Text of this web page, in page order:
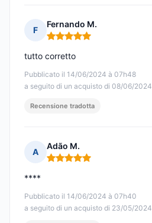
F
Fernando M.
Nota: 5 su 5
Pubblicato il 14/06/2024 à 07h48
a seguito di un acquisto di 08/06/2024
tutto corretto
Recensione tradotta
A
Adão M.
Nota: 5 su 5
Pubblicato il 14/06/2024 à 07h40
a seguito di un acquisto di 23/05/2024
****